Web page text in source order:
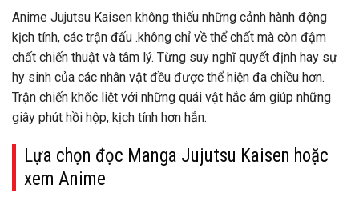
Anime Jujutsu Kaisen không thiếu những cảnh hành động
kịch tính, các trận đấu .không chỉ về thể chất mà còn đậm
chất chiến thuật và tâm lý. Từng suy nghĩ quyết định hay sự
hy sinh của các nhân vật đều được thể hiện đa chiều hơn.
Trận chiến khốc liệt với những quái vật hắc ám giúp những
giây phút hồi hộp, kịch tính hơn hẳn.
Lựa chọn đọc Manga Jujutsu Kaisen hoặc
xem Anime